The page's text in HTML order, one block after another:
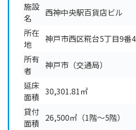
施設
名
西神中央駅百貨店ビル
所在
地
神戸市西区糀台5丁目9番4
所有
者
神戸市（交通局）
延床
面積 30,301.81㎡
貸付
面積 26,500㎡（1階～5階）